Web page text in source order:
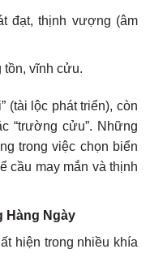
đạt, thịnh vượng (âm
vĩnh cửu.
(tài lộc phát triển), còn
“trường cửu”. Những
trong việc chọn biển
cầu may mắn và thịnh
Hàng Ngày
hiện trong nhiều khía